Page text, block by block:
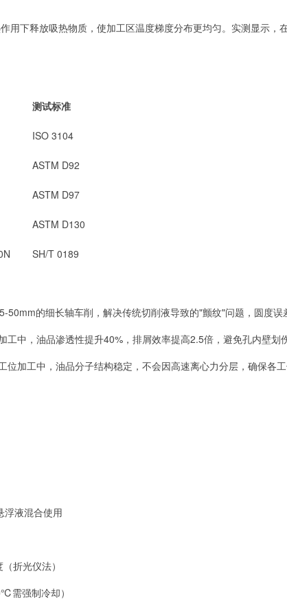
用下释放吸热物质，使加工区温度梯度分布更均匀。实测显示
测试标准
ISO 3104
ASTM D92
ASTM D97
ASTM D130
SH/T 0189
50mm的细长轴车削，解决传统切削液导致的"颤纹"问题，圆度误
工中，油品渗透性提升40%，排屑效率提高2.5倍，避免孔内壁划伤
位加工中，油品分子结构稳定，不会因高速离心力分层，确保各工
浮液混合使用
折光仪法）
需强制冷却）